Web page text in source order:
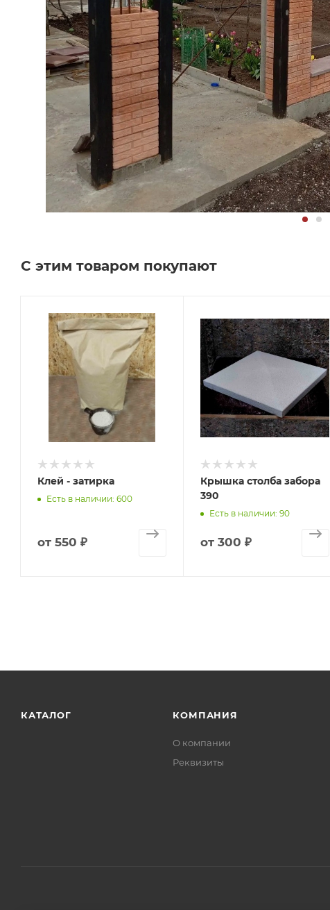
С этим товаром покупают
Клей - затирка
Есть в наличии: 600
от 550 ₽
Крышка столба забора
390
Есть в наличии: 90
от 300 ₽
КАТАЛОГ КОМПАНИЯ
О компании
Реквизиты